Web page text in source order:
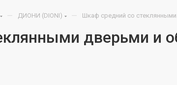
— ДИОНИ (DIONI) — Шкаф средний со стеклянными
дверьми и